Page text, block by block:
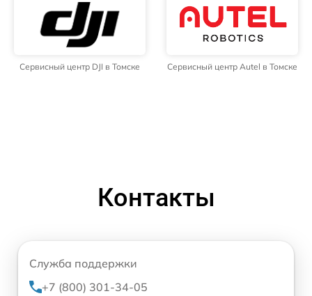
Сервисный центр DJI в Томске Сервисный центр Autel в Томске
Контакты
Служба поддержки
+7 (800) 301-34-05